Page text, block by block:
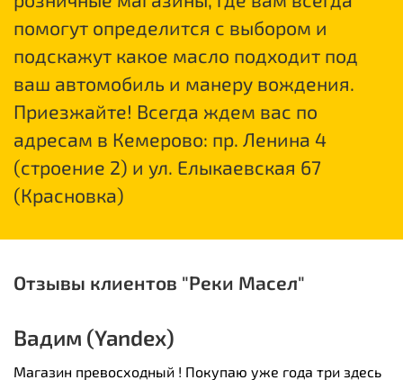
помогут определится с выбором и
подскажут какое масло подходит под
ваш автомобиль и манеру вождения.
Приезжайте! Всегда ждем вас по
адресам в Кемерово: пр. Ленина 4
(строение 2) и ул. Елыкаевская 67
(Красновка)
Отзывы клиентов "Реки Масел"
Вадим (Yandex)
Магазин превосходный ! Покупаю уже года три здесь